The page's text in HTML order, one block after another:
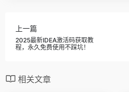
上一篇
2025最新IDEA激活码获取教
程，永久免费使用不踩坑！
相关文章